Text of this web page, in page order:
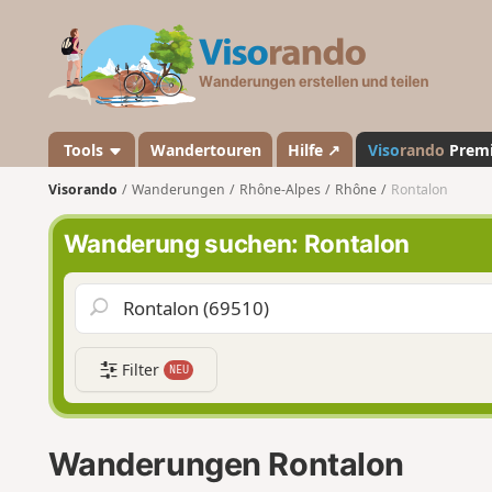
a
n
d
o
Tools Wandertouren Hilfe ↗ Visorando
Visorando Wanderungen Rhône-Alpes Rhône Rontalon
Wanderung suchen: Rontalon
Filter NEU
Wanderungen Rontalon